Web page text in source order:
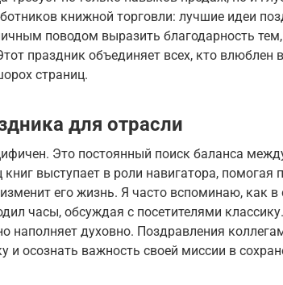
книжной торговли: лучшие идеи
поводом выразить благодарность
праздник объединяет всех, кто влюблен
страниц.
для отрасли
Это постоянный поиск баланса
выступает в роли навигатора, помогая
его жизнь. Я часто вспоминаю, как
часы, обсуждая с посетителями
наполняет духовно. Поздравления
и осознать важность своей миссии в